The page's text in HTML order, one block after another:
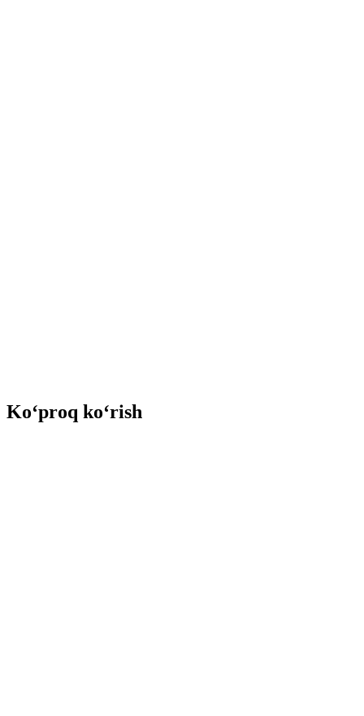
Ko‘proq ko‘rish